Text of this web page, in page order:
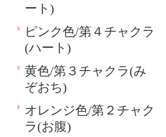
ート)
ピンク色/第４チャクラ
(ハート)
黄色/第３チャクラ(み
ぞおち)
オレンジ色/第２チャク
ラ(お腹)